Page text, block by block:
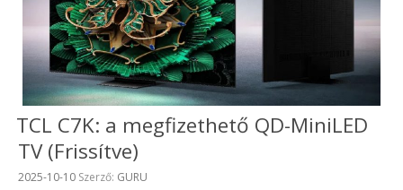
TCL C7K: a megfizethető QD-MiniLED
TV (Frissítve)
Beküldve:
2025-10-10 Szerző: GURU